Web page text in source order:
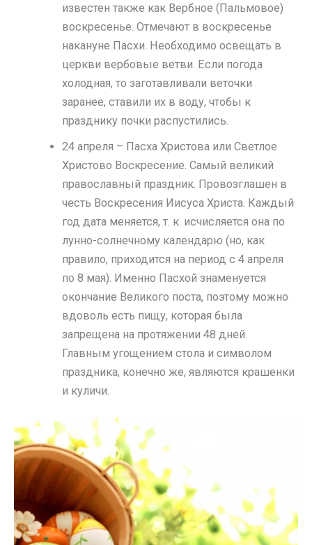
известен также как Вербное (Пальмовое)
воскресенье. Отмечают в воскресенье
накануне Пасхи. Необходимо освещать в
церкви вербовые ветви. Если погода
холодная, то заготавливали веточки
заранее, ставили их в воду, чтобы к
празднику почки распустились.
24 апреля – Пасха Христова или Светлое
Христово Воскресение. Самый великий
православный праздник. Провозглашен в
честь Воскресения Иисуса Христа. Каждый
год дата меняется, т. к. исчисляется она по
лунно-солнечному календарю (но, как
правило, приходится на период с 4 апреля
по 8 мая). Именно Пасхой знаменуется
окончание Великого поста, поэтому можно
вдоволь есть пищу, которая была
запрещена на протяжении 48 дней.
Главным угощением стола и символом
праздника, конечно же, являются крашенки
и куличи.